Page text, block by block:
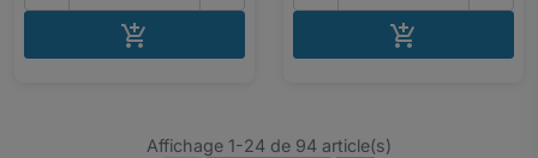
 
Affichage 1-24 de 94 article(s)